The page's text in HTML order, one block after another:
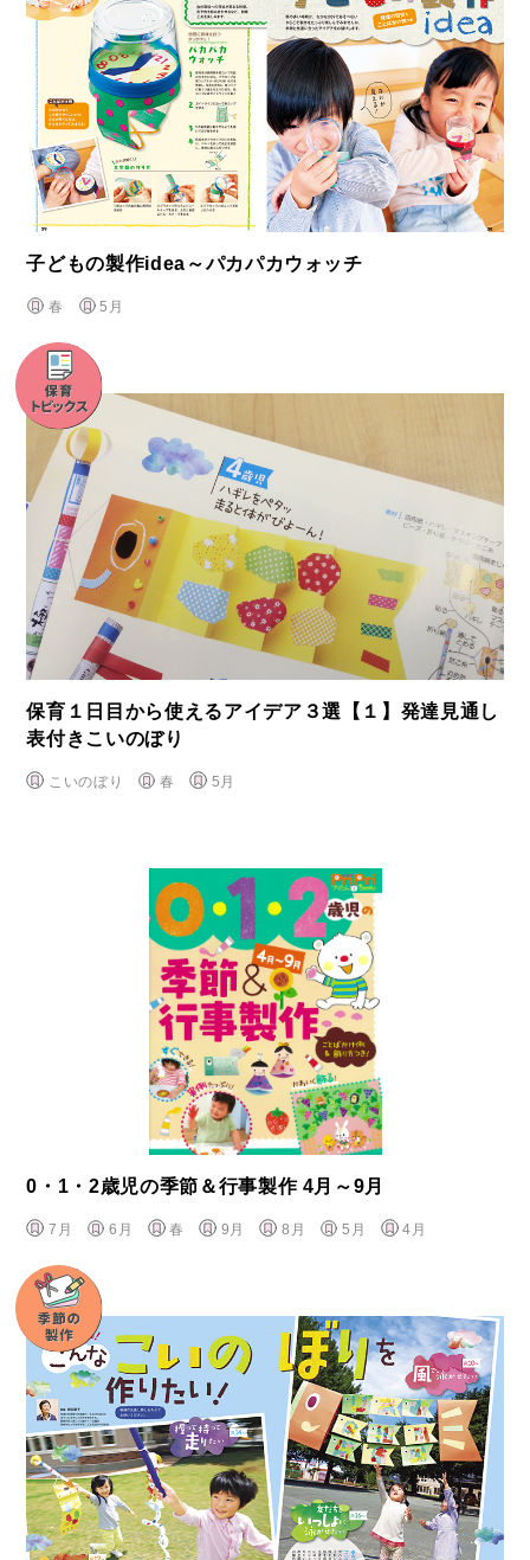
子どもの製作idea～パカパカウォッチ
春 5月
保育１日目から使えるアイデア３選【１】発達見通し
表付きこいのぼり
こいのぼり 春 5月
0・1・2歳児の季節＆行事製作 4月～9月
7月 6月 春 9月 8月 5月 4月